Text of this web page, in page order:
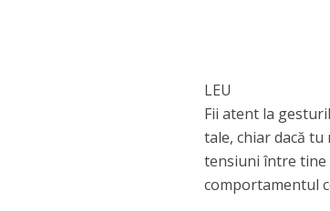
LEU
Fii atent la
tale, chiar dacă
tensiuni între tine
comportamentul